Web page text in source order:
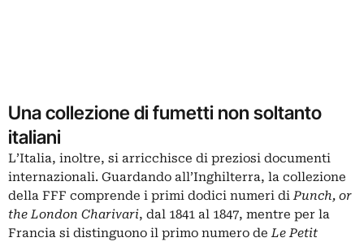
Una collezione di fumetti non soltanto
italiani
L’Italia, inoltre, si arricchisce di preziosi documenti
internazionali. Guardando all’Inghilterra, la collezione
della FFF comprende i primi dodici numeri diPunch, or
the London Charivari, dal 1841 al 1847, mentre per la
Francia si distinguono il primo numero deLe Petit